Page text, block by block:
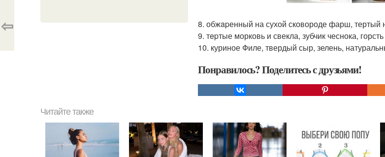
8. обжapенный на сухой сковороде фарш,
9. тepтые морковь и свекла, зубчик чеснока,
10. куриное Филе, твердый сыр, зелень,
Понравилось? Поделитесь с друзьями!
⇦
Читайте также